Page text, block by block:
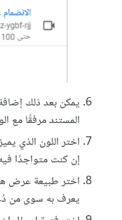
يمكن بعد ذلك
المستند مرفقًا مع
اختر اللون الذي
إن كنت متواجدًا
اختر طبيعة عرض
يعرف به سوى من